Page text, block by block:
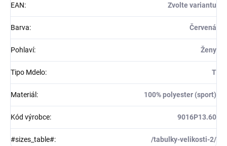
EAN: Zvolte variantu
Barva: Červená
Pohlaví: Ženy
Tipo Mdelo: T
Materiál : 100% polyester (sport)
Kód výrobce: 9016P13.60
#sizes_table#: /tabulky-velikosti-2/